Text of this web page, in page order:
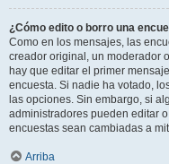
¿Cómo edito o borro una
Como en los mensajes, las
creador original, un moderador
hay que editar el primer
encuesta. Si nadie ha votado,
las opciones. Sin embargo, si
administradores pueden editar
encuestas sean cambiadas a
Arriba